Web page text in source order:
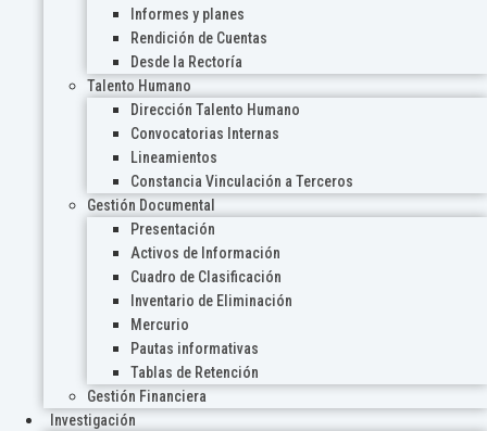
Informes y planes
Rendición de Cuentas
Desde la Rectoría
Talento Humano
Dirección Talento Humano
Convocatorias Internas
Lineamientos
Constancia Vinculación a Terceros
Gestión Documental
Presentación
Activos de Información
Cuadro de Clasificación
Inventario de Eliminación
Mercurio
Pautas informativas
Tablas de Retención
Gestión Financiera
Investigación